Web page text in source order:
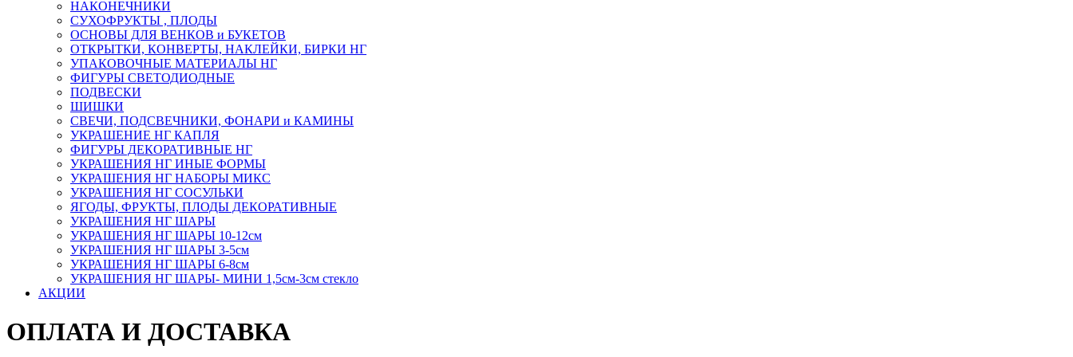
НАКОНЕЧНИКИ
СУХОФРУКТЫ , ПЛОДЫ
ОСНОВЫ ДЛЯ ВЕНКОВ и БУКЕТОВ
ОТКРЫТКИ, КОНВЕРТЫ, НАКЛЕЙКИ, БИРКИ НГ
УПАКОВОЧНЫЕ МАТЕРИАЛЫ НГ
ФИГУРЫ СВЕТОДИОДНЫЕ
ПОДВЕСКИ
ШИШКИ
СВЕЧИ, ПОДСВЕЧНИКИ, ФОНАРИ и КАМИНЫ
УКРАШЕНИЕ НГ КАПЛЯ
ФИГУРЫ ДЕКОРАТИВНЫЕ НГ
УКРАШЕНИЯ НГ ИНЫЕ ФОРМЫ
УКРАШЕНИЯ НГ НАБОРЫ МИКС
УКРАШЕНИЯ НГ СОСУЛЬКИ
ЯГОДЫ, ФРУКТЫ, ПЛОДЫ ДЕКОРАТИВНЫЕ
УКРАШЕНИЯ НГ ШАРЫ
УКРАШЕНИЯ НГ ШАРЫ 10-12см
УКРАШЕНИЯ НГ ШАРЫ 3-5см
УКРАШЕНИЯ НГ ШАРЫ 6-8см
УКРАШЕНИЯ НГ ШАРЫ- МИНИ 1,5см-3см стекло
АКЦИИ
ОПЛАТА И ДОСТАВКА